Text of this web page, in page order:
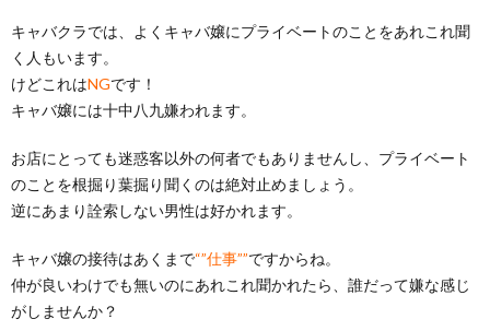
キャバクラでは、よくキャバ嬢にプライベートのことをあれこれ聞
く人もいます。
けどこれはNGです！
キャバ嬢には十中八九嫌われます。
お店にとっても迷惑客以外の何者でもありませんし、プライベート
のことを根掘り葉掘り聞くのは絶対止めましょう。
逆にあまり詮索しない男性は好かれます。
キャバ嬢の接待はあくまで“”仕事””ですからね。
仲が良いわけでも無いのにあれこれ聞かれたら、誰だって嫌な感じ
がしませんか？